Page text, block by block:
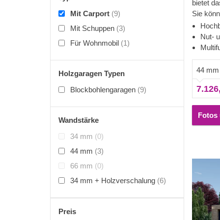
Mit Carport (9)
Mit Schuppen (3)
Für Wohnmobil (1)
Holzgaragen Typen
Blockbohlengaragen (9)
Wandstärke
34 mm (0)
44 mm (3)
66 mm (0)
34 mm + Holzverschalung (6)
Preis
bietet
Sie
nutzen
Ihr
eine
haben
Nut-
44 mm
Fotos